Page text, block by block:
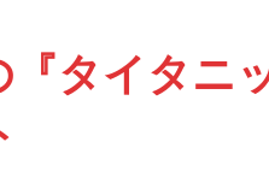
『タイタニ